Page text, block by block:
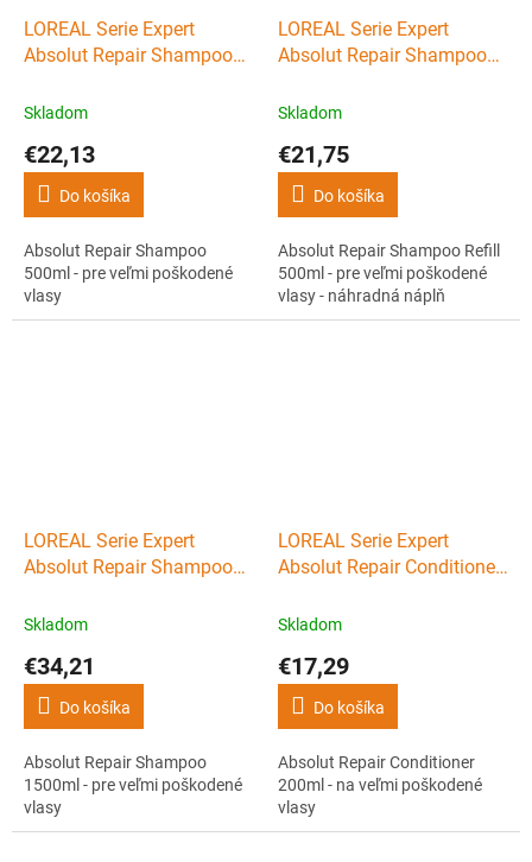
LOREAL Serie Expert
Absolut Repair Shampoo
poškodené vlasy
Skladom
€22,13
Do košíka
Absolut Repair Shampoo
500ml - pre veľmi poškodené
vlasy
LOREAL Serie Expert
Absolut Repair Shampoo
poškodené vlasy -
Skladom
€21,75
Do košíka
Absolut Repair Shampoo Refill
500ml - pre veľmi poškodené
vlasy - náhradná náplň
LOREAL Serie Expert
Absolut Repair Shampoo
poškodené vlasy
Skladom
€34,21
Do košíka
Absolut Repair Shampoo
1500ml - pre veľmi poškodené
vlasy
LOREAL Serie Expert
Absolut Repair Conditioner
poškodené vlasy
Skladom
€17,29
Do košíka
Absolut Repair Conditioner
200ml - na veľmi poškodené
vlasy